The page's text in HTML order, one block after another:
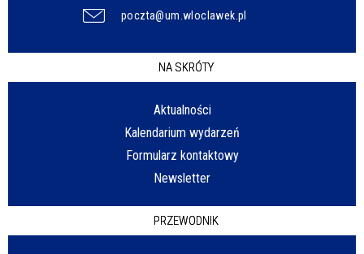
poczta@um.wloclawek.pl
NA SKRÓTY
Aktualności
Kalendarium wydarzeń
Formularz kontaktowy
Newsletter
PRZEWODNIK